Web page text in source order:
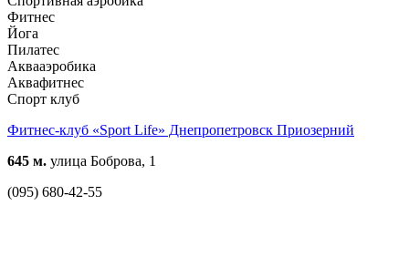
Фитнес
Йога
Пилатес
Аквааэробика
Аквафитнес
Спорт клуб
Фитнес-клуб «Sport Life» Днепропетровск Приозерний
645 м. улица Боброва, 1
(095) 680-42-55